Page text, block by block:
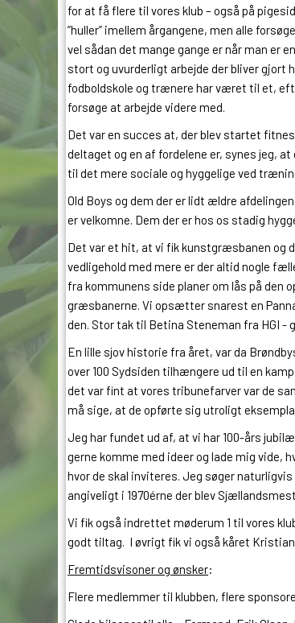
for at få flere til vores klub – også på
”huller” imellem årgangene, men alle
vel sådan det mange gange er når man er
stort og uvurderligt arbejde der bliver gjort
fodboldskole og trænere har været til et,
forsøge at arbejde videre med.
Det var en succes at, der blev startet
deltaget og en af fordelene er, synes jeg,
til det mere sociale og hyggelige ved
Old Boys og dem der er lidt ældre
er velkomne. Dem der er hos os stadig
Det var et hit, at vi fik kunstgræsbanen og
vedligehold med mere er der altid nogle
fra kommunens side planer om lås på den
græsbanerne. Vi opsætter snarest en
den. Stor tak til Betina Steneman fra HGI
En lille sjov historie fra året, var da
over 100 Sydsiden tilhængere ud til en
det var fint at vores tribunefarver var de
må sige, at de opførte sig utroligt
Jeg har fundet ud af, at vi har 100-års
gerne komme med ideer og lade mig vide,
hvor de skal inviteres. Jeg søger
angiveligt i 1970érne der blev
Vi fik også indrettet møderum 1 til vores
godt tiltag. I øvrigt fik vi også kåret
Fremtidsvisoner og ønsker:
Flere medlemmer til klubben, flere